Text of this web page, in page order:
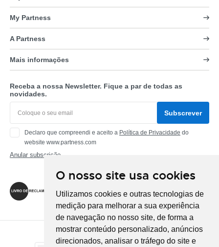
O nosso site usa cookies
Utilizamos cookies e outras tecnologias de
medição para melhorar a sua experiência
de navegação no nosso site, de forma a
mostrar conteúdo personalizado, anúncios
direcionados, analisar o tráfego do site e
My Partness
A Partness
Mais informações
Receba a nossa Newsletter. Fique a par de todas as
novidades.
Subscrever
Declaro que compreendi e aceito a Política de Privacidade do
website www.partness.com
Anular subscrição
Siga-nos
Método de Pagamento